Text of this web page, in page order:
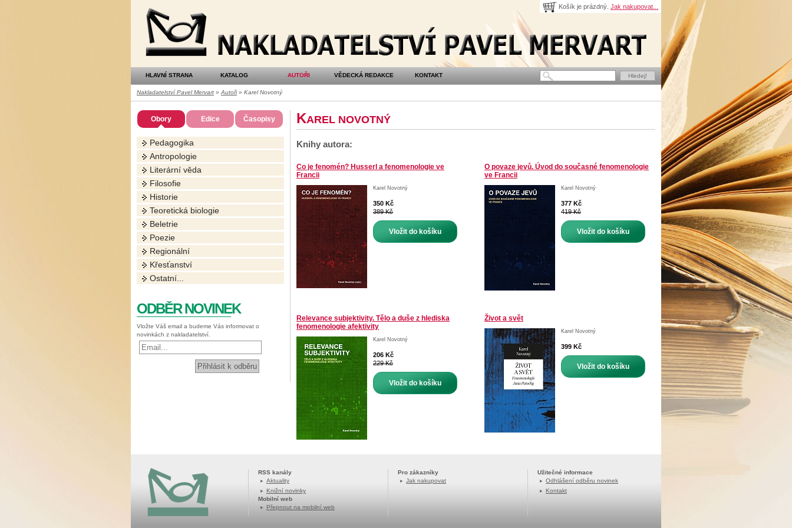
Nakladatelství
Pavel
Mervart
Košík je prázdný. Jak nakupovat...
HLAVNÍ STRANA KATALOG AUTOŘI VĚDECKÁ REDAKCE KONTAKT
Nakladatelství Pavel Mervart » Autoři» Karel Novotný
Obory Edice Časopisy
Pedagogika
Antropologie
Literární věda
Filosofie
Historie
Teoretická biologie
Beletrie
Poezie
Regionální
Křesťanství
Ostatní...
ODBĚR NOVINEK
Vložte Váš email a budeme Vás informovat o
novinkách z nakladatelství.
KAREL NOVOTNÝ
Knihy autora:
Co je fenomén? Husserl a fenomenologie ve
Francii
Karel Novotný
350 Kč
389 Kč
Vložit do košíku
O povaze jevů. Úvod do současné fenomenologie
ve Francii
Karel Novotný
377 Kč
419 Kč
Vložit do košíku
Relevance subjektivity. Tělo a duše z hlediska
fenomenologie afektivity
Karel Novotný
206 Kč
229 Kč
Vložit do košíku
Život a svět
Karel Novotný
399 Kč
Vložit do košíku
RSS kanály
Aktuality
Knižní novinky
Mobilní web
Přepnout na mobilní web
Pro zákazníky
Jak nakupovat
Užitečné informace
Odhlášení odběru novinek
Kontakt